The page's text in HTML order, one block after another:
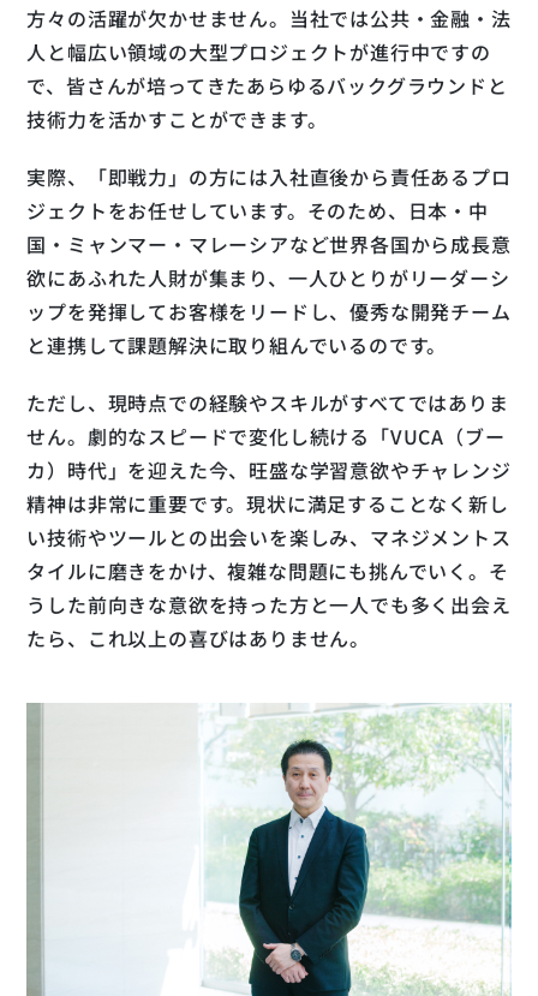
方々の活躍が欠かせません。当社では公共・金融・法
人と幅広い領域の大型プロジェクトが進行中ですの
で、皆さんが培ってきたあらゆるバックグラウンドと
技術力を活かすことができます。
実際、「即戦力」の方には入社直後から責任あるプロ
ジェクトをお任せしています。そのため、日本・中
国・ミャンマー・マレーシアなど世界各国から成長意
欲にあふれた人財が集まり、一人ひとりがリーダーシ
ップを発揮してお客様をリードし、優秀な開発チーム
と連携して課題解決に取り組んでいるのです。
ただし、現時点での経験やスキルがすべてではありま
せん。劇的なスピードで変化し続ける「VUCA（ブー
カ）時代」を迎えた今、旺盛な学習意欲やチャレンジ
精神は非常に重要です。現状に満足することなく新し
い技術やツールとの出会いを楽しみ、マネジメントス
タイルに磨きをかけ、複雑な問題にも挑んでいく。そ
うした前向きな意欲を持った方と一人でも多く出会え
たら、これ以上の喜びはありません。